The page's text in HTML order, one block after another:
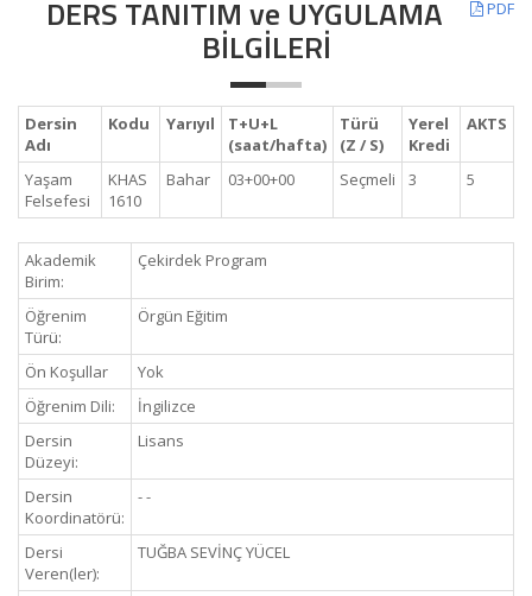
PDF
DERS TANITIM ve UYGULAMA
BİLGİLERİ
Dersin
Adı
Kodu Yarıyıl
T+U+L
(saat/hafta)
Türü
(Z / S)
Yerel
Kredi
AKTS
Yaşam
Felsefesi
KHAS
1610
Bahar 03+00+00 Seçmeli 3 5
Akademik
Birim:
Çekirdek Program
Öğrenim
Türü:
Örgün Eğitim
Ön Koşullar
Yok
Öğrenim Dili:
İngilizce
Dersin
Düzeyi:
Lisans
Dersin
Koordinatörü:
- -
Dersi
Veren(ler):
TUĞBA SEVİNÇ YÜCEL